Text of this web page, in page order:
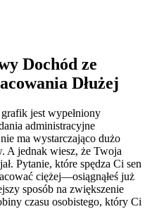
Dochód ze
Dłużej
jest wypełniony
administracyjne
ma wystarczająco dużo
A jednak wiesz, że Twoja
Pytanie, które spędza Ci sen
ciężej—osiągnąłeś już
sposób na zwiększenie
czasu osobistego, który Ci